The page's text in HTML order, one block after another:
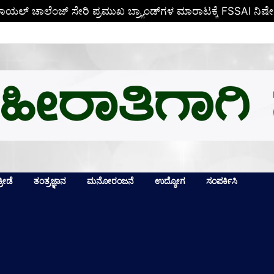
ಚಾಲೆಂಜ್ ಸೇರಿ ಪ್ರಮುಖ ಬ್ರ್ಯಾಂಡ್‌ಗಳ ಮಾರಾಟಕ್ಕೆ FSSAI
ತಂತ್ರಜ್ಞಾನ ಮನೋರಂಜನೆ ಉದ್ಯೋಗ ಸಂಪರ್ಕಿಸಿ